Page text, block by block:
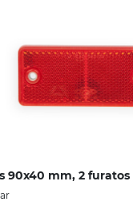
90x40 mm, 2 furatos